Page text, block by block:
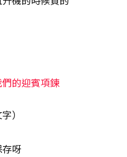
的迎賓項鍊
）
呀